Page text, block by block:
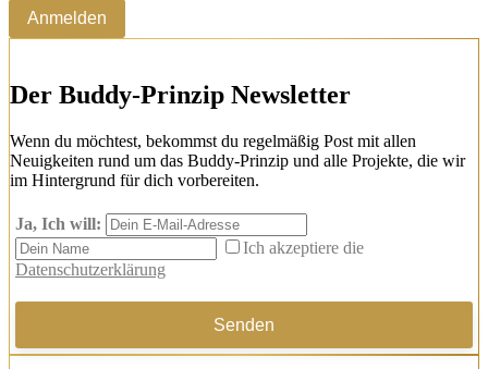
Anmelden
Der Buddy-Prinzip Newsletter
Wenn du möchtest, bekommst du regelmäßig Post mit allen
Neuigkeiten rund um das Buddy-Prinzip und alle Projekte, die wir
im Hintergrund für dich vorbereiten.
Ja, Ich will:
Ich akzeptiere die
Datenschutzerklärung